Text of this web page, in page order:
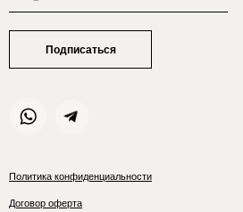
Политика конфиденциальности
Договор оферта
Подписаться